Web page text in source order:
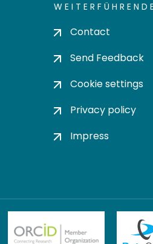
Contact
Send Feedback
Cookie settings
Privacy policy
Impress